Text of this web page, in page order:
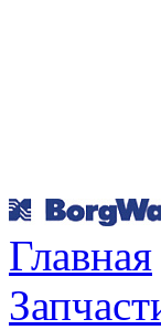
Главная